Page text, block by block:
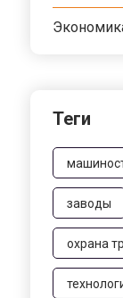
Теги
заводы
охрана